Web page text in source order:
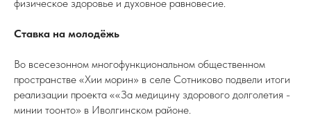
физическое здоровье и духовное равновесие.
Ставка на молодёжь
Во всесезонном многофункциональном общественном
пространстве «Хии морин» в селе Сотниково подвели итоги
реализации проекта ««За медицину здорового долголетия -
минии тоонто» в Иволгинском районе.